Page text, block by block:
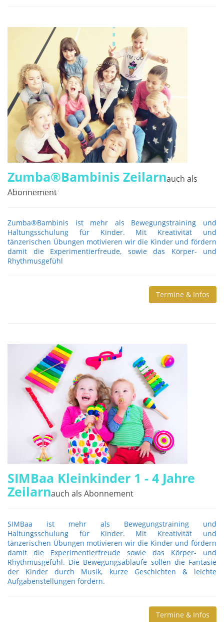
Zumba®Bambinis Zeilarnauch als
Abonnement
Zumba®Bambinis ist mehr als Bewegungstraining und
Haltungsschulung für Kinder. Mit Kreativität und
tänzerischen Übungen motivieren wir die Kinder und fördern
damit die Experimentierfreude, sowie das Körper- und
Rhythmusgefühl
Termine & Infos
SIMBaa Kleinkinder 1 - 4 Jahre
Zeilarnauch als Abonnement
SIMBaa ist mehr als Bewegungstraining und
Haltungsschulung für Kinder. Mit Kreativität und
tänzerischen Übungen motivieren wir die Kinder und fördern
damit die Experimentierfreude sowie das Körper- und
Rhythmusgefühl. Die Bewegungsabläufe sollen die Fantasie
der Kinder durch Musik, kurze Geschichten & leichte
Aufgabenstellungen fördern.
Termine & Infos